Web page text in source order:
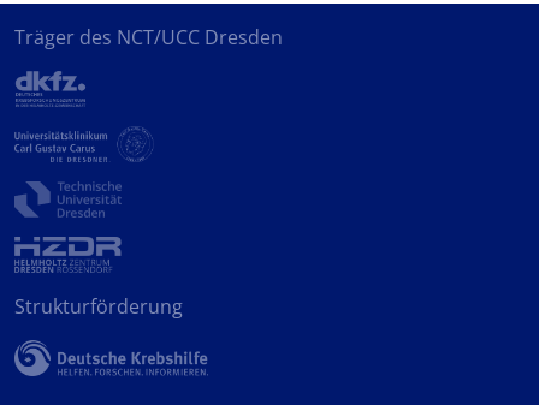
Träger des NCT/UCC Dresden
Strukturförderung